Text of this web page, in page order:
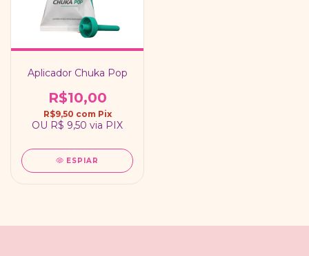
Aplicador Chuka Pop
R$10,00
R$9,50 com Pix
OU R$ 9,50 via PIX
ESPIAR